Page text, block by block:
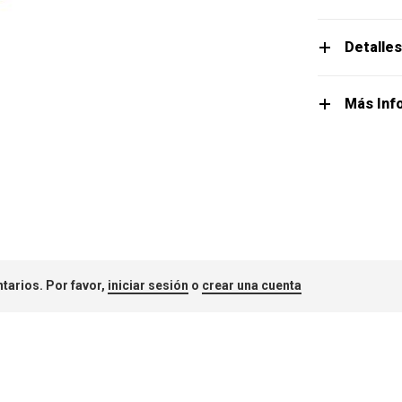
Detalles
Más
Por favor, iniciar sesión o crear una cuenta